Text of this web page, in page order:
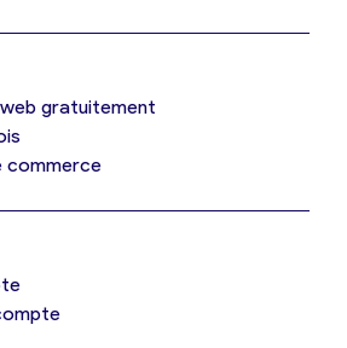
boulangerie (gratuit)
gratuitement
commerce